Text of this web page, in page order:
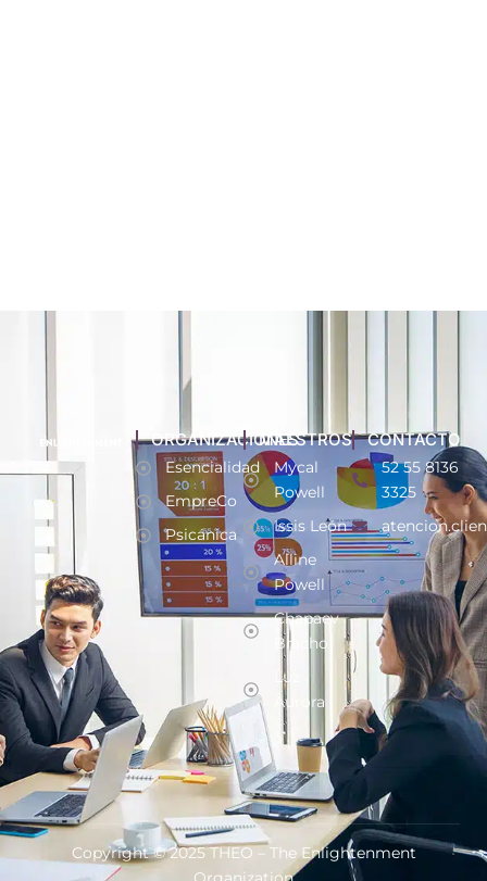
ORGANIZACIONES
Esencialidad
EmpreCo
Psicánica
MAESTROS
Mycal
Powell
Issis León
Alline
Powell
Chapaev
Bracho
Luz
Aurora
CONTACTO
52 55 8136
3325
Copyright © 2025 THEO – The Enlightenment